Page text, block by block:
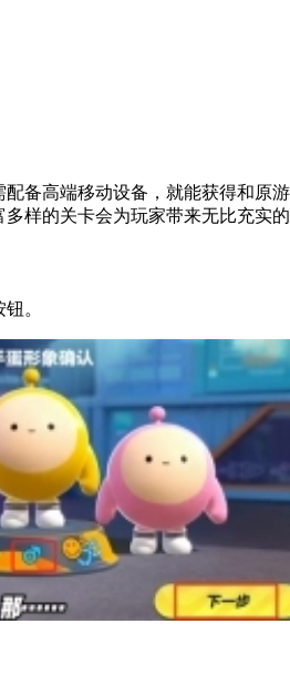
备高端移动设备，就能获得和原
样的关卡会为玩家带来无比充实的
。